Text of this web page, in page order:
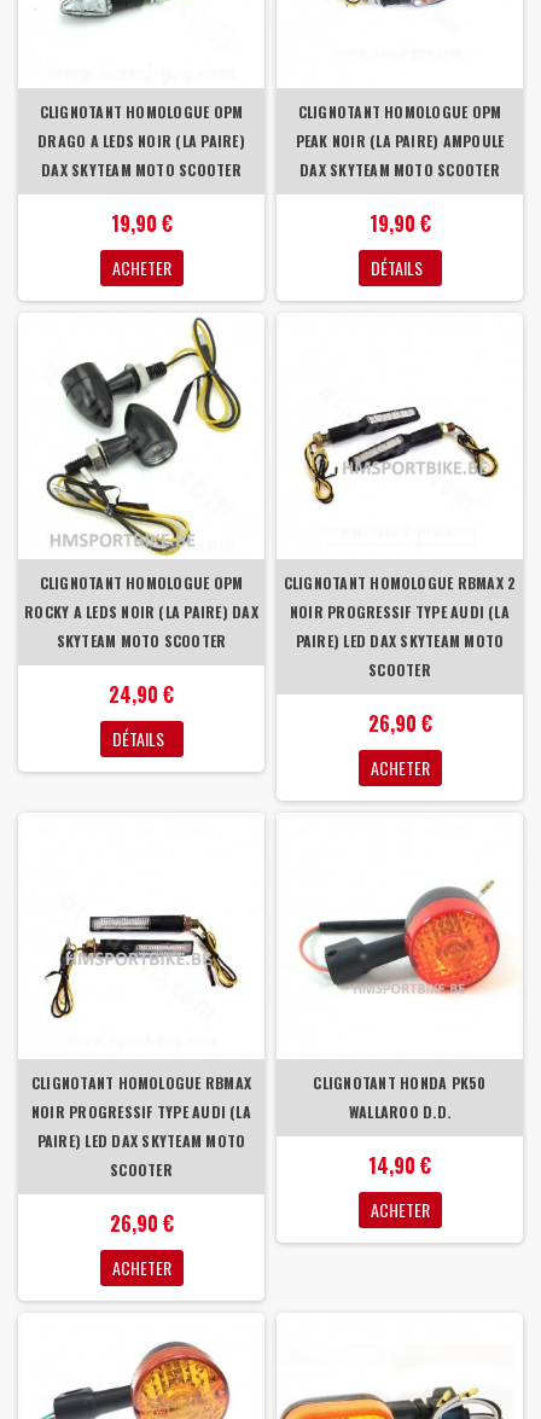
CLIGNOTANT HOMOLOGUE OPM
DRAGO A LEDS NOIR (LA PAIRE)
DAX SKYTEAM MOTO SCOOTER
19,90 €
ACHETER
CLIGNOTANT HOMOLOGUE OPM
PEAK NOIR (LA PAIRE) AMPOULE
DAX SKYTEAM MOTO SCOOTER
19,90 €
DÉTAILS
CLIGNOTANT HOMOLOGUE OPM
ROCKY A LEDS NOIR (LA PAIRE) DAX
SKYTEAM MOTO SCOOTER
24,90 €
DÉTAILS
CLIGNOTANT HOMOLOGUE RBMAX 2
NOIR PROGRESSIF TYPE AUDI (LA
PAIRE) LED DAX SKYTEAM MOTO
SCOOTER
26,90 €
ACHETER
CLIGNOTANT HOMOLOGUE RBMAX
NOIR PROGRESSIF TYPE AUDI (LA
PAIRE) LED DAX SKYTEAM MOTO
SCOOTER
26,90 €
ACHETER
CLIGNOTANT HONDA PK50
WALLAROO D.D.
14,90 €
ACHETER